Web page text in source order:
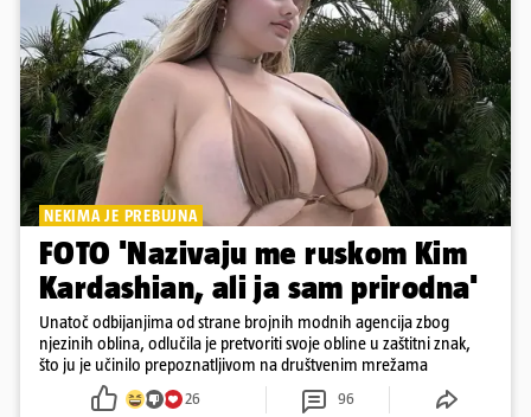
NEKIMA JE PREBUJNA
FOTO 'Nazivaju me ruskom Kim
Kardashian, ali ja sam prirodna'
Unatoč odbijanjima od strane brojnih modnih agencija zbog
njezinih oblina, odlučila je pretvoriti svoje obline u zaštitni znak,
što ju je učinilo prepoznatljivom na društvenim mrežama
26 96